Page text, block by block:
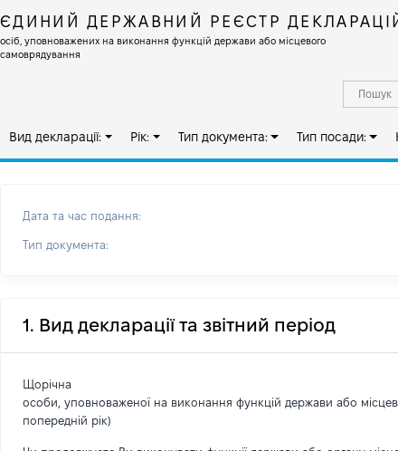
ЄДИНИЙ ДЕРЖАВНИЙ РЕЄСТР
осіб, уповноважених на виконання функцій держави або місцевого
самоврядування
Вид декларації: Рік: Тип документа: Тип посади:
Дата та час подання:
Тип документа:
1. Вид декларації та звітний період
Щорічна
особи, уповноваженої на виконання функцій держави або
попередній рік)